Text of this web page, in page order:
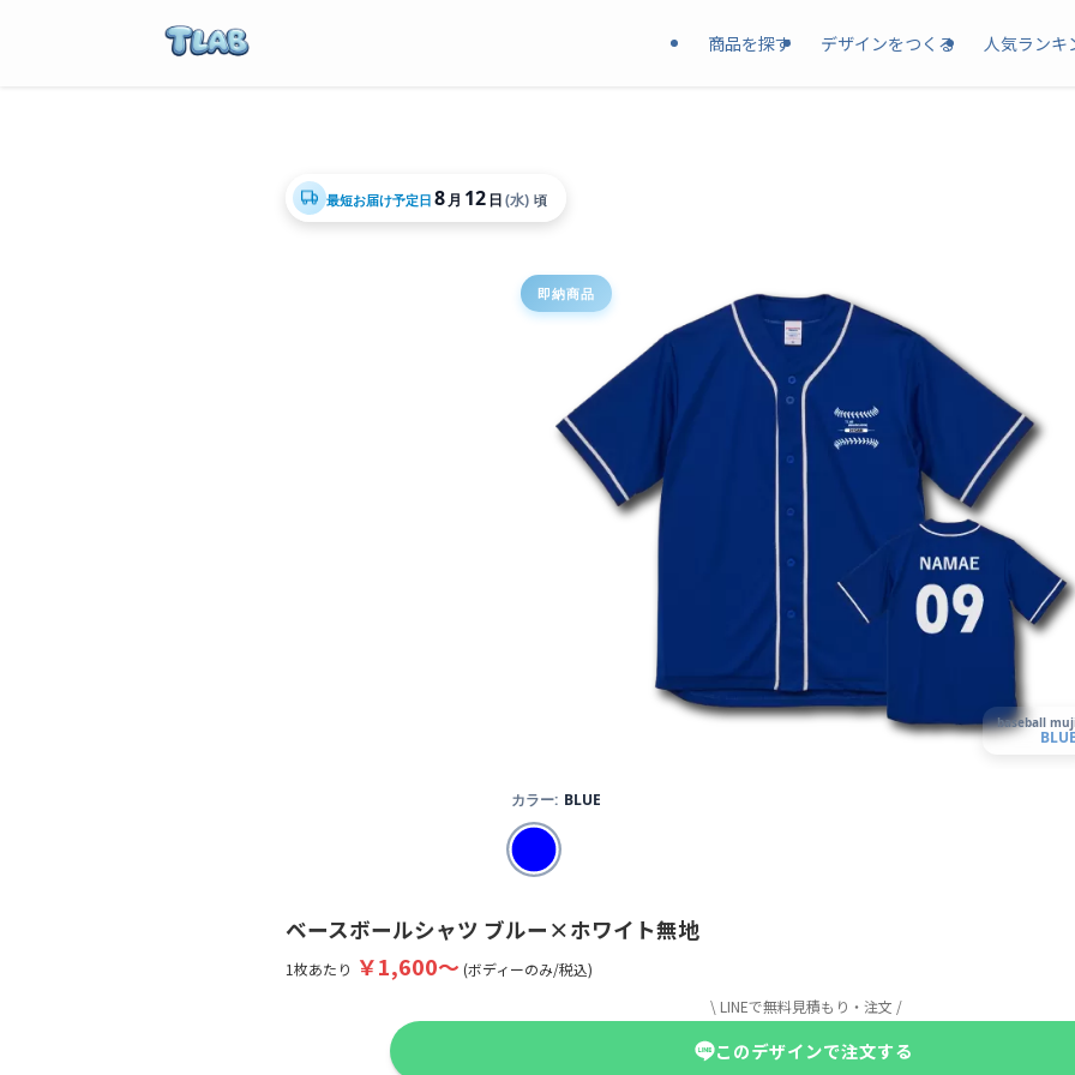
商品を探す デザインをつくる 人気ランキ
最短お届け予定日 8月 12日(水) 頃
即納商品
baseball
カラー: BLUE
ベースボールシャツ ブルー×ホワイト無地
1枚あたり ￥1,600〜 (ボディーのみ/税込)
\ LINEで無料見積もり・注文 /
このデザインで注文する